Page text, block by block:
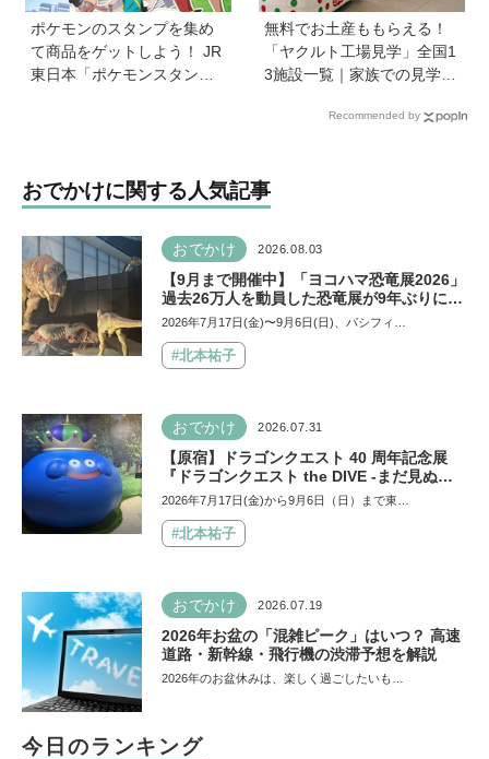
ポケモンのスタンプを集め
て商品をゲットしよう！ JR
東日本「ポケモンスタンプ
無料でお土産ももらえる！
「ヤクルト工場見学」全国1
3施設一覧｜家族での見学や
Recommended by
おでかけに関する人気記事
おでかけ 2026.08.03
【9月まで開催中】「ヨコハマ恐竜展2026」
過去26万人を動員した恐竜展が9年ぶりに復
活！ 夏休みのおでかけで楽しむポイントを
2026年7月17日(金)〜9月6日(日)、パシフィ…
#北本祐子
おでかけ 2026.07.31
【原宿】ドラゴンクエスト 40 周年記念展
『ドラゴンクエスト the DIVE -まだ見ぬ冒
険の舞台へ-』が原宿ハラカドに登場！ VR体
楽しめる注目イベント
2026年7月17日(金)から9月6日（日）まで東…
#北本祐子
おでかけ 2026.07.19
2026年お盆の「混雑ピーク」はいつ？ 高速
道路・新幹線・飛行機の渋滞予想を解説
2026年のお盆休みは、楽しく過ごしたいも…
今日のランキング